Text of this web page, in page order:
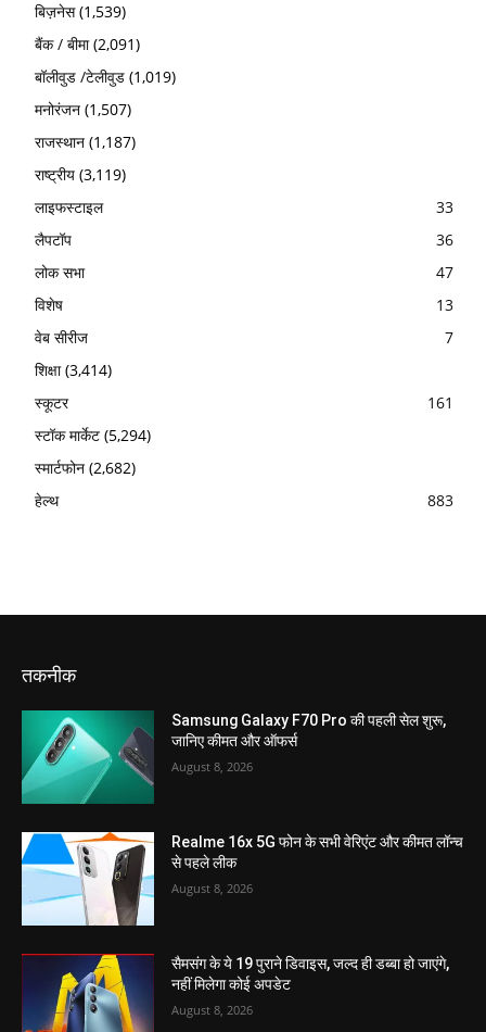
बिज़नेस(1,539)
बैंक / बीमा(2,091)
बॉलीवुड /टेलीवुड (1,019)
मनोरंजन (1,507)
राजस्थान (1,187)
राष्ट्रीय (3,119)
लाइफस्टाइल
33
लैपटॉप
36
लोक सभा
47
विशेष
13
वेब सीरीज
7
शिक्षा(3,414)
स्कूटर
161
स्टॉक मार्केट (5,294)
स्मार्टफोन (2,682)
हेल्थ
883
तकनीक
Samsung Galaxy F70 Pro की पहली सेल शुरू,
जानिए कीमत और ऑफर्स
August 8, 2026
Realme 16x 5G फोन के सभी वेरिएंट और कीमत लॉन्च
से पहले लीक
August 8, 2026
सैमसंग के ये 19 पुराने डिवाइस, जल्द ही डब्बा हो जाएंगे,
नहीं मिलेगा कोई अपडेट
August 8, 2026